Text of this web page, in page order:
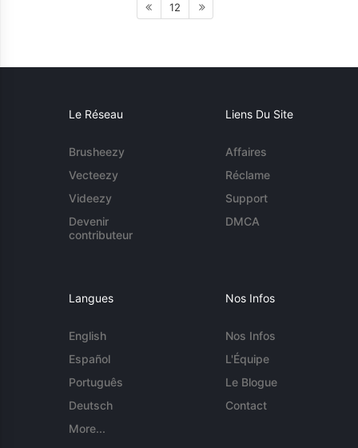
12
Le Réseau
Brusheezy
Vecteezy
Videezy
Devenir
contributeur
Liens Du Site
Affaires
Réclame
Support
DMCA
Langues
English
Español
Português
Deutsch
More...
Nos Infos
Nos Infos
L'Équipe
Le Blogue
Contact